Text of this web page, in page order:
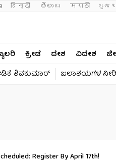
हिन्दी తెలుగు मराठी
ಕ್ರೀಡೆ ದೇಶ ವಿದೇಶ
ಶಿವಕುಮಾರ್​ ಜಲಾಶಯಗಳ
Register By April 17th!